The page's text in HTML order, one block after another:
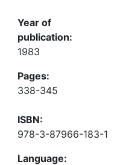
Year of
publication:
1983
Pages:
338-345
ISBN:
978-3-87966-183-1
Language: